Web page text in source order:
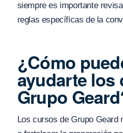
siempre es importante
reglas específicas de la
¿Cómo
ayudarte los
Grupo
Los cursos de Grupo Geard